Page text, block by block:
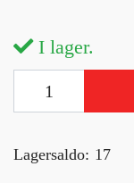
I lager.
Lagersaldo: 17